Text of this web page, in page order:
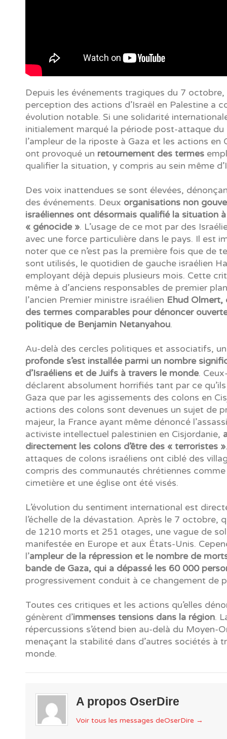
Depuis les événements tragiques du 7 octobre,
perception des actions d’Israël en Palestine a
évolution notable. Si une solidarité
initialement marqué la période post-attaque du
l’ampleur de la riposte à Gaza et les actions en
ont provoqué un retournement des termes
qualifier la situation, y compris au sein même
Des voix inattendues se sont élevées,
des événements. Deux organisations non
israéliennes ont désormais qualifié la situation
« génocide ». L’usage de ce mot par des
avec une force particulière dans le pays. Il est
noter que ce n’est pas la première fois que de
sont utilisés, le quotidien de gauche israélien
employant déjà depuis plusieurs mois. Cette
même à d’anciens responsables de premier
l’ancien Premier ministre israélien Ehud Olmert,
des termes comparables pour dénoncer
politique de Benjamin Netanyahou.
Au-delà des cercles politiques et associatifs,
profonde s’est installée parmi un nombre
d’Israéliens et de Juifs à travers le monde.
déclarent absolument horrifiés tant par ce
Gaza que par les agissements des colons en
actions des colons sont devenues un sujet de
majeur, la France ayant même dénoncé
activiste intellectuel palestinien en Cisjordanie,
directement les colons d’être des « terroristes »
attaques de colons israéliens ont ciblé des
compris des communautés chrétiennes
cimetière et une église ont été visés.
L’évolution du sentiment international est
l’échelle de la dévastation. Après le 7 octobre,
de 1210 morts et 251 otages, une vague de
manifestée en Europe et aux États-Unis.
l’ampleur de la répression et le nombre de
bande de Gaza, qui a dépassé les 60 000
progressivement conduit à ce changement de
Toutes ces critiques et les actions qu’elles
génèrent d’immenses tensions dans la région.
répercussions s’étend bien au-delà du Moyen-
menaçant la stabilité dans d’autres sociétés à
monde.
A propos OserDire
Voir tous les messages deOserDire →